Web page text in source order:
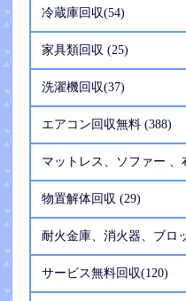
冷蔵庫回収(54)
家具類回収 (25)
洗濯機回収(37)
エアコン回収無料 (388)
マットレス、ソファー 、
物置解体回収 (29)
耐火金庫、消火器、ブロ
サービス無料回収(120)